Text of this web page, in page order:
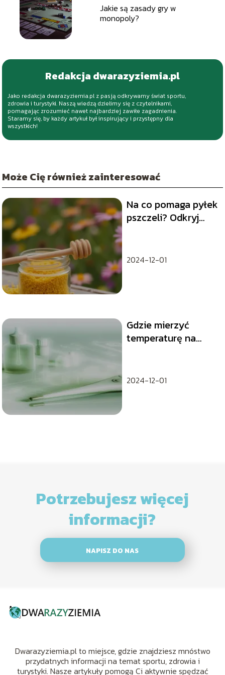
Jakie są zasady gry w
monopoly?
Redakcja dwarazyziemia.pl
Jako redakcja dwarazyziemia.pl z pasją odkrywamy świat sportu,
zdrowia i turystyki. Naszą wiedzą dzielimy się z czytelnikami,
pomagając zrozumieć nawet najbardziej zawiłe zagadnienia.
Staramy się, by każdy artykuł był inspirujący i przystępny dla
wszystkich!
Może Cię również zainteresować
Na co pomaga pyłek
pszczeli? Odkryj
2024-12-01
Gdzie mierzyć
temperaturę na
2024-12-01
Potrzebujesz więcej
informacji?
NAPISZ DO NAS
Dwarazyziemia.pl to miejsce, gdzie znajdziesz mnóstwo
przydatnych informacji na temat sportu, zdrowia i
turystyki. Nasze artykuły pomogą Ci aktywnie spędzać